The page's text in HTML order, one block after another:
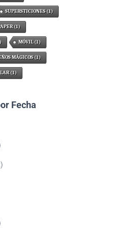
SUPERSTICIONES(1)
(1)
MÓVIL(1)
MÁGICOS(1)
(1)
Fecha